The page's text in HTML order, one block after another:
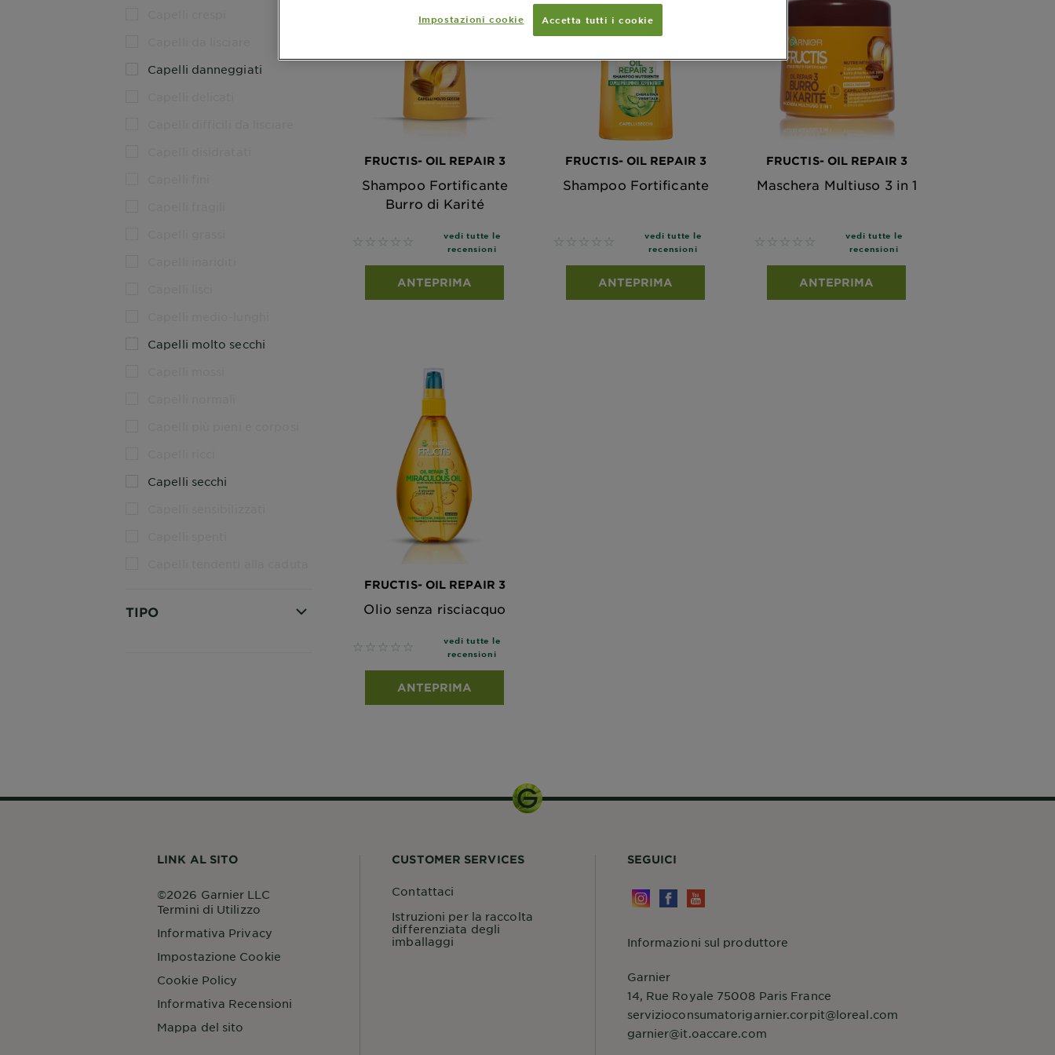
Capelli danneggiati
Capelli molto secchi
Capelli secchi
TIPO
FRUCTIS- OIL REPAIR 3
Shampoo Fortificante
Burro di Karité
No reviews
vedi tutte le
recensioni
ANTEPRIMA
FRUCTIS- OIL REPAIR 3
Shampoo Fortificante
No reviews
vedi tutte le
recensioni
ANTEPRIMA
FRUCTIS- OIL REPAIR 3
Maschera Multiuso 3 in 1
No reviews
vedi tutte le
recensioni
ANTEPRIMA
FRUCTIS- OIL REPAIR 3
Olio senza risciacquo
No reviews
vedi tutte le
recensioni
ANTEPRIMA
LINK AL SITO
Termini di Utilizzo
Informativa Privacy
Impostazione Cookie
Cookie Policy
Informativa Recensioni
Mappa del sito
©2026 Garnier LLC
CUSTOMER SERVICES
Contattaci
Istruzioni per la raccolta
differenziata degli
imballaggi
SEGUICI
Informazioni sul produttore
Garnier
14, Rue Royale 75008 Paris France
servizioconsumatorigarnier.corpit@loreal.com
garnier@it.oaccare.com
Impostazioni cookie Accetta tutti i cookie